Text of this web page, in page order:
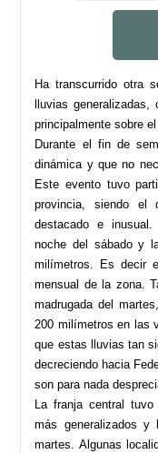
Ha transcurrido otra
lluvias
principalmente sobre
Durante el fin de
dinámica y que no
Este evento tuvo
provincia, siendo el
destacado e
noche del sábado y
milímetros. Es decir
mensual de la zona.
madrugada del
200 milímetros en las
que estas lluvias tan
decreciendo hacia
son para nada
La franja central
más generalizados y
martes. Algunas